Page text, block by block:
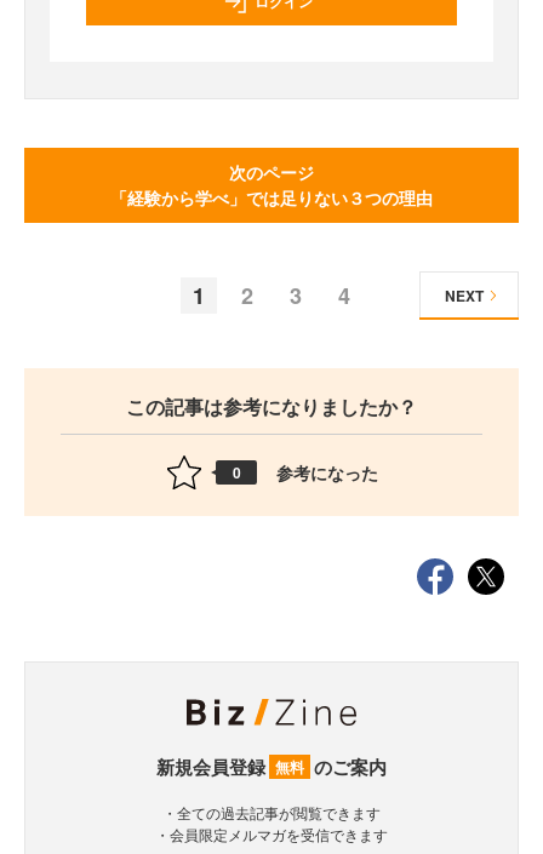
次のページ
「経験から学べ」では足りない３つの理由
1 2 3 4 NEXT
この記事は参考になりましたか？
0 参考になった
新規会員登録 無料 のご案内
・全ての過去記事が閲覧できます
・会員限定メルマガを受信できます